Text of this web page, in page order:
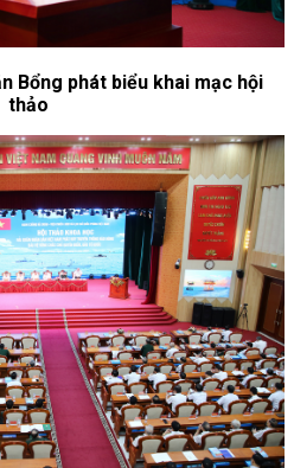
Bổng phát biểu khai mạc hội
thảo